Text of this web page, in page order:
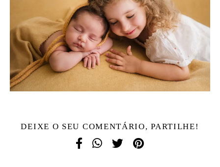
DEIXE O SEU COMENTÁRIO, PARTILHE!